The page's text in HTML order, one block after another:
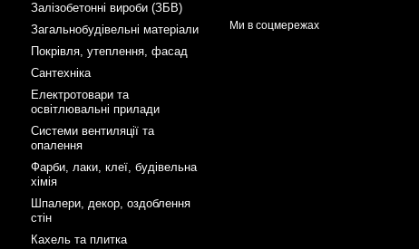
Залізобетонні вироби (ЗБВ)
Загальнобудівельні матеріали
Покрівля, утеплення, фасад
Сантехніка
Електротовари та
освітлювальні прилади
Системи вентиляції та
опалення
Фарби, лаки, клеї, будівельна
хімія
Шпалери, декор, оздоблення
стін
Кахель та плитка
Ми в соцмережах